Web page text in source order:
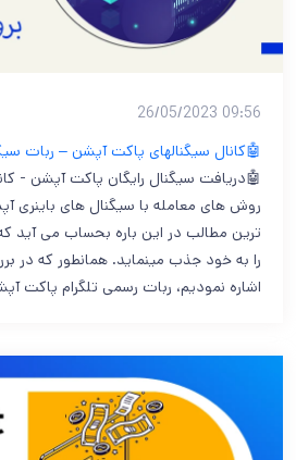
09:56 26/05/2023
🤖کانال سیگنالهای پاکت آپشن – ربات
🤖دریافت سیگنال رایگان پاکت آپشن -
روش های معامله با سیگنال های باینری
ترین مطالب در این باره بحساب می آید
را به خود جذب مینماید. همانطور که در
اشاره نمودیم، ربات رسمی تلگرام پاکت